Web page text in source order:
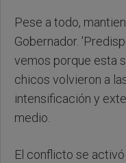
Pese a todo,
Gobernador.
vemos porque esta
chicos volvieron a
intensificación y
medio.
El conflicto se